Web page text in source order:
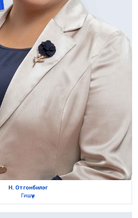
Н. Отгонбилэг
Гишүүн